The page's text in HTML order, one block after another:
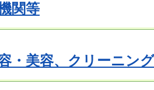
関等
・美容、クリーニン